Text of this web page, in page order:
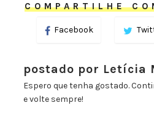
COMPARTILHE
Facebook
postado por Letícia
Espero que tenha gostado.
e volte sempre!